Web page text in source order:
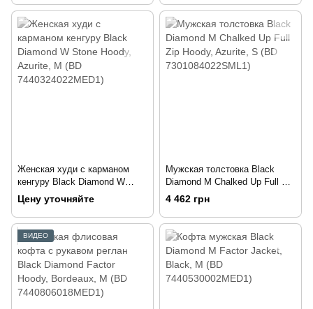
7600229228LRG1)
Женская худи с карманом
кенгуру Black Diamond W
Stone Hoody, Azurite, M (BD
7440324022MED1)
Цену уточняйте
Мужская толстовка Black
Diamond M Chalked Up Full Zip
Hoody, Azurite, S (BD
7301084022SML1)
4 462 грн
ВИДЕО